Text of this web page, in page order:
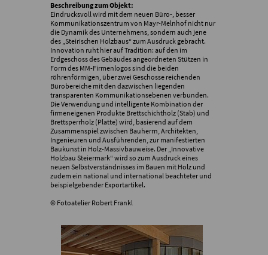
Beschreibung zum Objekt:
Eindrucksvoll wird mit dem neuen Büro-, besser
Kommunikationszentrum von Mayr-Melnhof nicht nur
die Dynamik des Unternehmens, sondern auch jene
des „Steirischen Holzbaus“ zum Ausdruck gebracht.
Innovation ruht hier auf Tradition: auf den im
Erdgeschoss des Gebäudes angeordneten Stützen in
Form des MM-Firmenlogos sind die beiden
röhrenförmigen, über zwei Geschosse reichenden
Bürobereiche mit den dazwischen liegenden
transparenten Kommunikationsebenen verbunden.
Die Verwendung und intelligente Kombination der
firmeneigenen Produkte Brettschichtholz (Stab) und
Brettsperrholz (Platte) wird, basierend auf dem
Zusammenspiel zwischen Bauherrn, Architekten,
Ingenieuren und Ausführenden, zur manifestierten
Baukunst in Holz-Massivbauweise. Der „Innovative
Holzbau Steiermark“ wird so zum Ausdruck eines
neuen Selbstverständnisses im Bauen mit Holz und
zudem ein national und international beachteter und
beispielgebender Exportartikel.
© Fotoatelier Robert Frankl